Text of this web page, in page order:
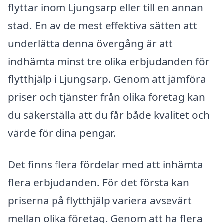
flyttar inom Ljungsarp eller till en annan
stad. En av de mest effektiva sätten att
underlätta denna övergång är att
indhämta minst tre olika erbjudanden för
flytthjälp i Ljungsarp. Genom att jämföra
priser och tjänster från olika företag kan
du säkerställa att du får både kvalitet och
värde för dina pengar.
Det finns flera fördelar med att inhämta
flera erbjudanden. För det första kan
priserna på flytthjälp variera avsevärt
mellan olika företag. Genom att ha flera